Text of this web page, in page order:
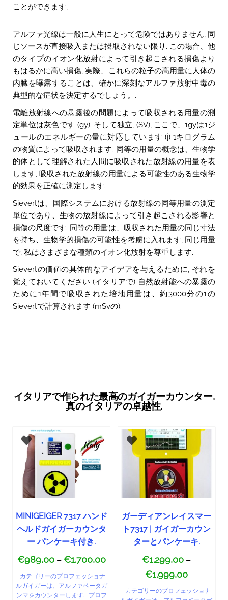
ことができます,
アルファ光線は一般に人生にとって危険ではありません, 同
じソースが直接吸入または摂取されない限り. この場合、他
のタイプのイオン化放射によって引き起こされる損傷より
もはるかに高い損傷, 実際、これらの粒子の高用量に人体の
内臓を曝露することは、確かに深刻なアルファ放射中毒の
典型的な症状を決定するでしょう。.
電離放射線への暴露後の問題によって吸収される用量の測
定単位は灰色です (gy). そして独立, (SV), ここで、1gyは1ジ
ュールのエネルギーの量に対応しています (j) 1キログラム
の物質によって吸収されます. 同等の用量の概念は、生物学
的体として理解された人間に吸収された放射線の用量を表
します, 吸収された放射線の用量による可能性のある生物学
的効果を正確に測定します.
Sievertは、国際システムにおける放射線の同等用量の測定
単位であり、生物の放射線によって引き起こされる影響と
損傷の尺度です. 同等の用量は、吸収された用量の同じ寸法
を持ち、生物学的損傷の可能性を考慮に入れます, 同じ用量
で, 私はさまざまな種類のイオン化放射を尊重します.
Sievertの価値の具体的なアイデアを与えるために, それを
覚えておいてください (イタリアで) 自然放射能への暴露の
ために1年間で吸収された培地用量は、約3000分の1の
Sievertで計算されます (mSvの).
イタリアで作られた最高のガイガーカウンター,
真のイタリアの卓越性.
MINIGEIGER 7317 ハンド
ヘルドガイガーカウンタ
ー パンケーキ付き.
€989,00 – €1.700,00
カテゴリーのプロフェッショナ
ルガイガーは、アルファベータガ
ンマをカウンターします.
プロフ
ガーディアンレイスマー
ト7317 | ガイガーカウン
ターとパンケーキ.
€1.299,00 –
€1.999,00
カテゴリーのプロフェッショナ